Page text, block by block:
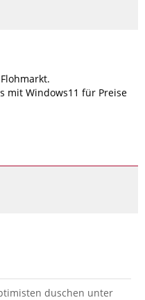
mit Windows11 für Preise
duschen unter